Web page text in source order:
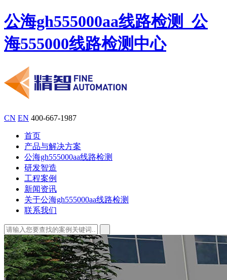
公海gh555000aa线路检测_公
海555000线路检测中心
CN EN 400-667-1987
首页
产品与解决方案
公海gh555000aa线路检测
研发智造
工程案例
新闻资讯
关于公海gh555000aa线路检测
联系我们